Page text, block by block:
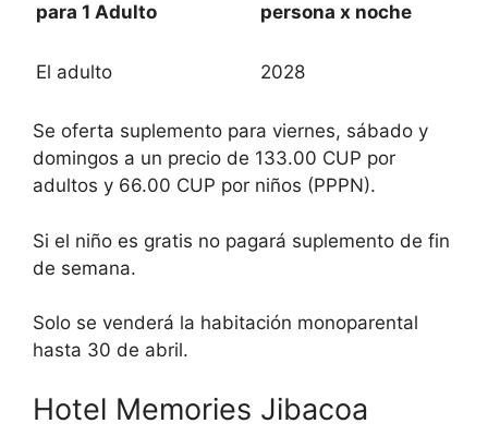
para 1 Adulto
persona x noche
El adulto 2028
Se oferta suplemento para viernes, sábado y
domingos a un precio de 133.00 CUP por
adultos y 66.00 CUP por niños (PPPN).
Si el niño es gratis no pagará suplemento de fin
de semana.
Solo se venderá la habitación monoparental
hasta 30 de abril.
Hotel Memories Jibacoa